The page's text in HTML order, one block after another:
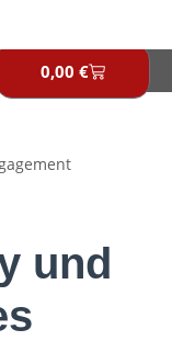
0,00 €
und